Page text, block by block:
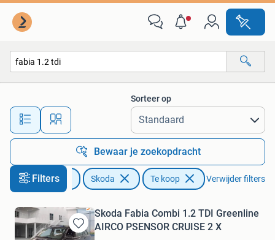
Alle afstanden…
Sorteer op
Bewaar je zoekopdracht
Filters
Auto's Skoda Te koop Verwijder filters
Bewaren
Skoda Fabia Combi 1.2 TDI Greenline
AIRCO PSENSOR CRUISE 2 X